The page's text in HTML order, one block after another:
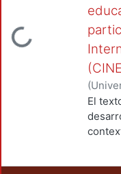
Loading...
(
2024-
ELISA;
El